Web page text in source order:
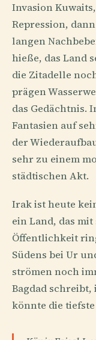
Invasion
Repression,
langen
hieße, das Land
die Zitadelle
prägen
das Gedächtnis.
Fantasien auf
der
sehr zu einem
städtischen Akt.
Irak ist heute
ein Land, das
Öffentlichkeit
Südens bei Ur
strömen noch
Bagdad
könnte die